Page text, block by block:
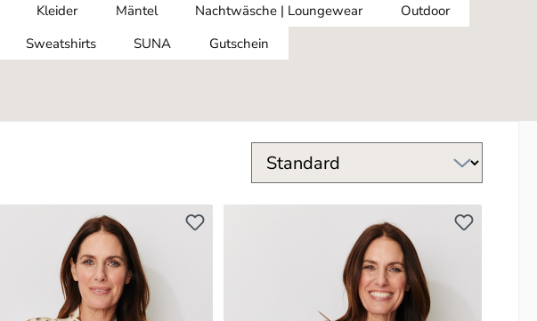
Kleider Mäntel Nachtwäsche | Loungewear
Outdoor
Sweatshirts SUNA Gutschein